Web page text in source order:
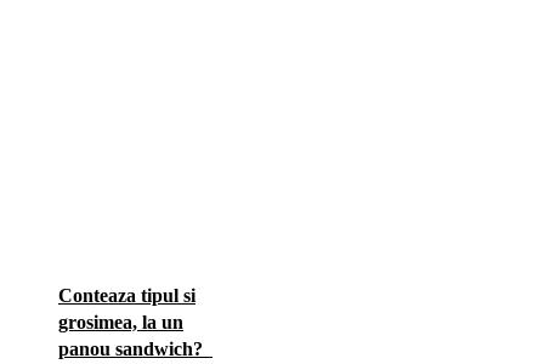
Conteaza tipul si
grosimea, la un
panou sandwich?